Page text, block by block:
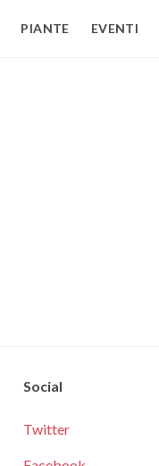
PIANTE EVENTI
Social
Twitter